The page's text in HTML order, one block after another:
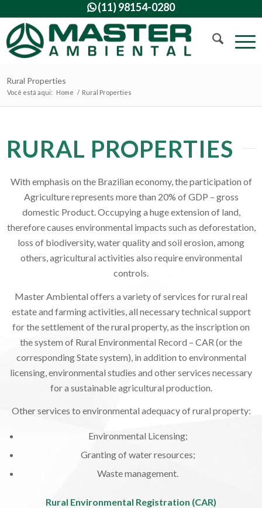
(11) 98154-0280
Rural Properties
Você está aqui: Home / Rural Properties
RURAL PROPERTIES
With emphasis on the Brazilian economy, the participation of
Agriculture represents more than 20% of GDP – gross
domestic Product. Occupying a huge extension of land,
therefore causes environmental impacts such as deforestation,
loss of biodiversity, water quality and soil erosion, among
others, agricultural activities also require environmental
controls.
Master Ambiental offers a variety of services for rural real
estate and farming activities, all necessary technical support
for the settlement of the rural property, as the inscription on
the system of Rural Environmental Record – CAR (or the
corresponding State system), in addition to environmental
licensing, environmental studies and other services necessary
for a sustainable agricultural production.
Other services to environmental adequacy of rural property:
Environmental Licensing;
Granting of water resources;
Waste management.
Rural Environmental Registration (CAR)